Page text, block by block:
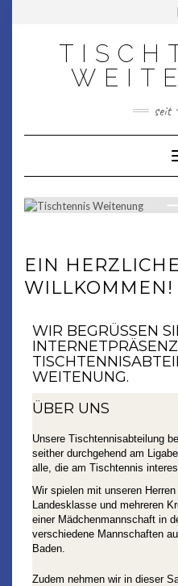
seit
EIN
WILLKOMMEN!
WIR BEGRÜSSEN
NTERNETPRÄSENZ
EITENUNG.
ÜBER UNS
Unsere Tischtennisabteilung
seither durchgehend am
alle, die am Tischtennis
Wir spielen mit unseren
Landesklasse und mehreren
einer Mädchenmannschaft in
verschiedene Mannschaften
Baden.
Zudem nehmen wir in dieser